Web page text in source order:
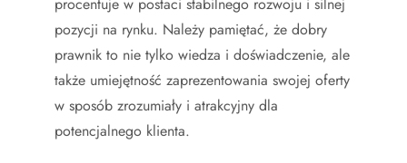
pozycji na rynku. Należy pamiętać, że dobry
prawnik to nie tylko wiedza i doświadczenie, ale
także umiejętność zaprezentowania swojej oferty
w sposób zrozumiały i atrakcyjny dla
potencjalnego klienta.